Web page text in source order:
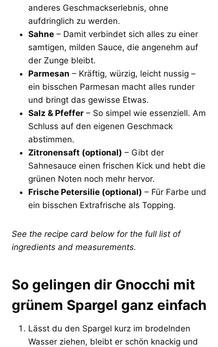
anderes Geschmackserlebnis, ohne
aufdringlich zu werden.
Sahne – Damit verbindet sich alles zu einer
samtigen, milden Sauce, die angenehm auf
der Zunge bleibt.
Parmesan – Kräftig, würzig, leicht nussig –
ein bisschen Parmesan macht alles runder
und bringt das gewisse Etwas.
Salz & Pfeffer – So simpel wie essenziell. Am
Schluss auf den eigenen Geschmack
abstimmen.
Zitronensaft (optional) – Gibt der
Sahnesauce einen frischen Kick und hebt die
grünen Noten noch mehr hervor.
Frische Petersilie (optional) – Für Farbe und
ein bisschen Extrafrische als Topping.
See the recipe card below for the full list of
ingredients and measurements.
So gelingen dir Gnocchi mit
grünem Spargel ganz einfach
Lässt du den Spargel kurz im brodelnden
Wasser ziehen, bleibt er schön knackig und